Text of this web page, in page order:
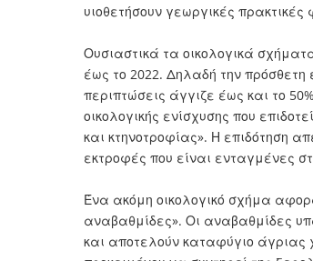
υιοθετήσουν γεωργικές
Ουσιαστικά τα οικολογικά
έως το 2022. Δηλαδή την
περιπτώσεις άγγιζε έως και το
οικολογικής ενίσχυσης που
και κτηνοτροφίας». Η επιδότηση
εκτροφές που είναι ενταγμένες
Ένα ακόμη οικολογικό σχήμα
αναβαθμίδες». Οι αναβαθμίδες
και αποτελούν καταφύγιο άγριας